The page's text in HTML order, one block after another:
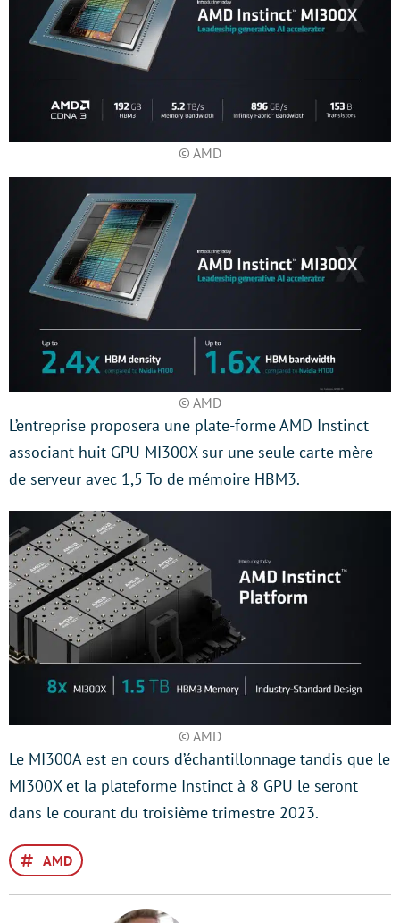
© AMD
© AMD
L’entreprise proposera une plate-forme AMD Instinct
associant huit GPU MI300X sur une seule carte mère
de serveur avec 1,5 To de mémoire HBM3.
© AMD
Le MI300A est en cours d’échantillonnage tandis que le
MI300X et la plateforme Instinct à 8 GPU le seront
dans le courant du troisième trimestre 2023.
AMD